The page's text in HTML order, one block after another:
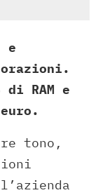
e
RAM e
tono,